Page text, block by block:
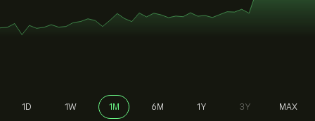
1D 1W 1M 6M 1Y 3Y MAX